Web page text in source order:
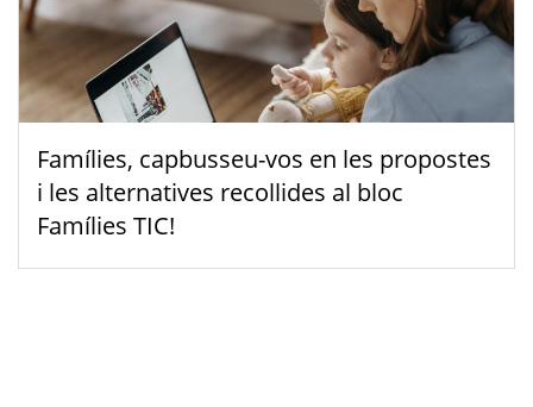
Famílies, capbusseu-vos en les propostes
i les alternatives recollides al bloc
Famílies TIC!